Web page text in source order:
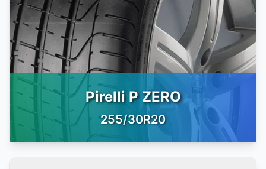
Pirelli P ZERO
255/30R20